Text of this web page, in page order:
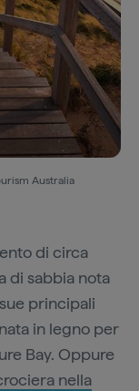
Australia
di circa
di sabbia nota
principali
in legno per
Bay. Oppure
nella